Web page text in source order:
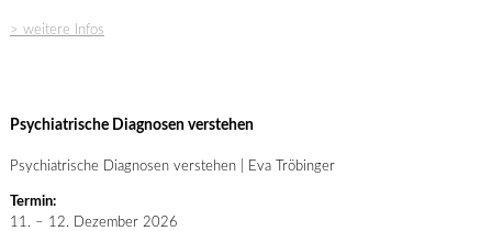
> weitere Infos
Psychiatrische Diagnosen verstehen
Psychiatrische Diagnosen verstehen | Eva Tröbinger
Termin:
11. – 12. Dezember 2026